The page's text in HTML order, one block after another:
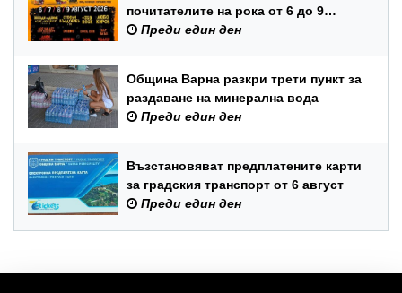
почитателите на рока от 6 до 9
август в Аспарухов парк
Преди един ден
Община Варна разкри трети пункт за
раздаване на минерална вода
Преди един ден
Възстановяват предплатените карти
за градския транспорт от 6 август
Преди един ден